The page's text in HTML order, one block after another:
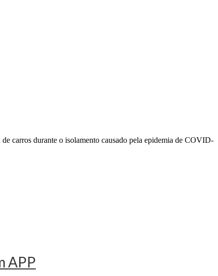
carros durante o isolamento causado pela epidemia de COVID-
APP